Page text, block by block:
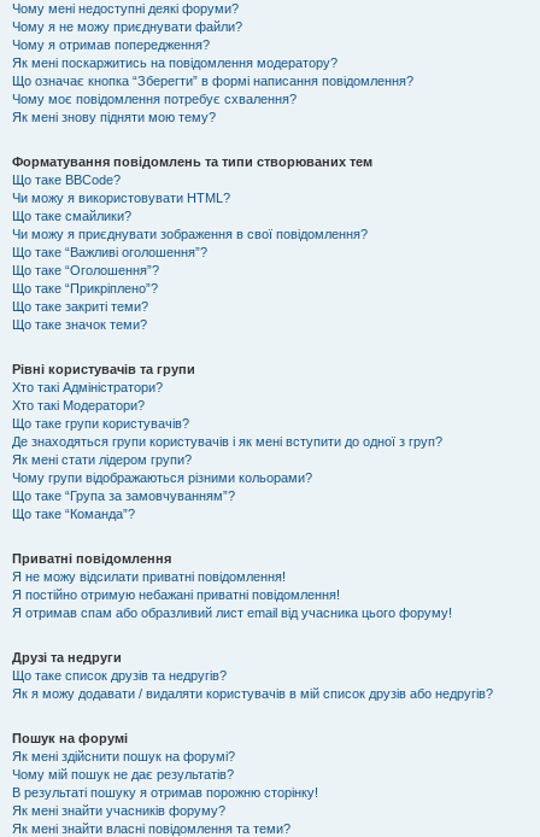
Чому мені недоступні деякі форуми?
Чому я не можу приєднувати файли?
Чому я отримав попередження?
Як мені поскаржитись на повідомлення модератору?
Що означає кнопка “Зберегти” в формі написання повідомлення?
Чому моє повідомлення потребує схвалення?
Як мені знову підняти мою тему?
Форматування повідомлень та типи створюваних тем
Що таке BBCode?
Чи можу я використовувати HTML?
Що таке смайлики?
Чи можу я приєднувати зображення в свої повідомлення?
Що таке “Важливі оголошення”?
Що таке “Оголошення”?
Що таке “Прикріплено”?
Що таке закриті теми?
Що таке значок теми?
Рівні користувачів та групи
Хто такі Адміністратори?
Хто такі Модератори?
Що таке групи користувачів?
Де знаходяться групи користувачів і як мені вступити до одної з груп?
Як мені стати лідером групи?
Чому групи відображаються різними кольорами?
Що таке “Група за замовчуванням”?
Що таке “Команда”?
Приватні повідомлення
Я не можу відсилати приватні повідомлення!
Я постійно отримую небажані приватні повідомлення!
Я отримав спам або образливий лист email від учасника цього форуму!
Друзі та недруги
Що таке список друзів та недругів?
Як я можу додавати / видаляти користувачів в мій список друзів або недругів?
Пошук на форумі
Як мені здійснити пошук на форумі?
Чому мій пошук не дає результатів?
В результаті пошуку я отримав порожню сторінку!
Як мені знайти учасників форуму?
Як мені знайти власні повідомлення та теми?